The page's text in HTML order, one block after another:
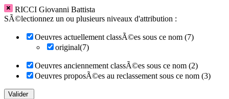
RICCI Giovanni Battista
SÃ©lectionnez un ou plusieurs niveaux d'attribution :
Oeuvres actuellement classÃ©es sous ce nom (7)
original(7)
Oeuvres anciennement classÃ©es sous ce nom (2)
Oeuvres proposÃ©es au reclassement sous ce nom (3)
Valider